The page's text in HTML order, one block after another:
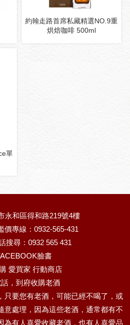
約翰走路首席私藏精選NO.9重
烘焙咖啡 500ml
單
永和區得和路219號4樓
價專線：0932-565-431
搜尋：0932 565 431
臉書
愛買家 行動商店
，到府收購老酒
只要您有老酒，可能已經不喝了，或
意處理，因為這些老酒，通常都有不
為有人喜愛收藏老酒，也有人喜愛品